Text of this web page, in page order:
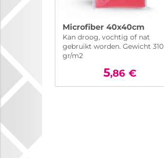
Microfiber 40x40cm
Kan droog, vochtig of nat
gebruikt worden. Gewicht 310
gr/m2
5,86 €